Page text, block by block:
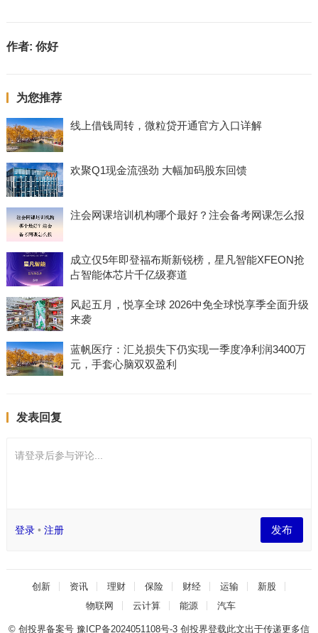
作者: 你好
为您推荐
线上借钱周转，微粒贷开通官方入口详解
欢聚Q1现金流强劲 大幅加码股东回馈
注会网课培训机构哪个最好？注会备考网课怎么报
成立仅5年即登福布斯新锐榜，星凡智能XFEON抢
占智能体芯片千亿级赛道
风起五月，悦享全球 2026中免全球悦享季全面升级
来袭
蓝帆医疗：汇兑损失下仍实现一季度净利润3400万
元，手套心脑双双盈利
发表回复
请登录后参与评论...
登录• 注册 发布
创新 资讯 理财 保险 财经 运输
新股
物联网
云计算 能源 汽车
© 创投界备案号 豫ICP备2024051108号-3 创投界登载此文出于传递更多信